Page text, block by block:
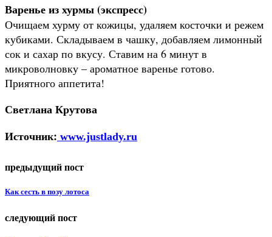
Варенье из хурмы (экспресс)
Очищаем хурму от кожицы, удаляем косточки и режем
кубиками. Складываем в чашку, добавляем лимонный
сок и сахар по вкусу. Ставим на 6 минут в
микроволновку – ароматное варенье готово.
Приятного аппетита!
Светлана Крутова
Источник: www.justlady.ru
предыдущий пост
Как сесть в позу лотоса
следующий пост